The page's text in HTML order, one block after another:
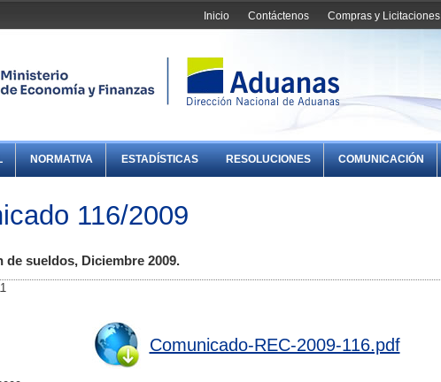
Compras y Licitaciones
Contáctenos
Inicio
NORMATIVA ESTADÍSTICAS RESOLUCIONES COMUNICACIÓN
116/2009
de sueldos, Diciembre 2009.
Comunicado-REC-2009-116.pdf